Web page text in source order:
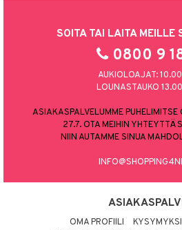
SOITA TAI LAITA MEILLE
0800 9
AUKIOLOAJAT:
LOUNASTAUKO
ASIAKASPALVELUMME
27.7. OTA MEIHIN YHTEYTTÄ
NIIN AUTAMME SINUA
OMA PROFIILI